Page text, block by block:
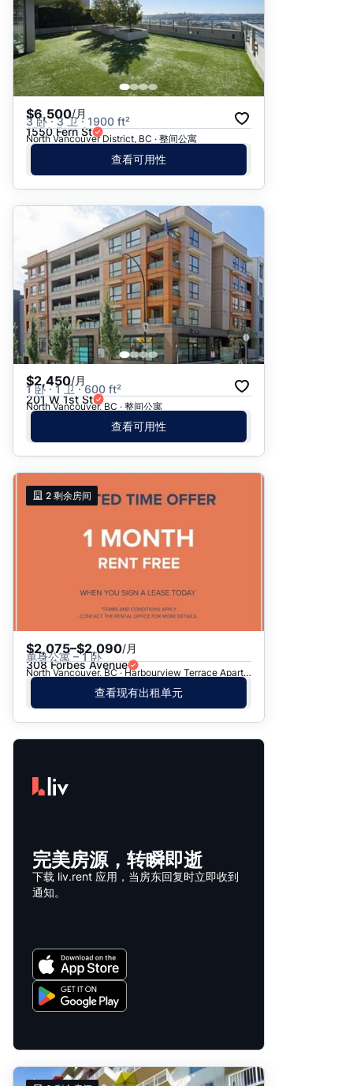
$6,500/月
3 卧 · 3 卫 · 1900 ft²
1550 Fern St
North Vancouver District, BC · 整间公寓
查看可用性
$2,450/月
1 卧 · 1 卫 · 600 ft²
201 W 1st St
North Vancouver, BC · 整间公寓
查看可用性
2 剩余房间
$2,075–$2,090/月
单身公寓 – 1 卧
308 Forbes Avenue
North Vancouver, BC · Harbourview Terrace Apartments
查看现有出租单元
完美房源，转瞬即逝
下载 liv.rent 应用，当房东回复时立即收到
通知。